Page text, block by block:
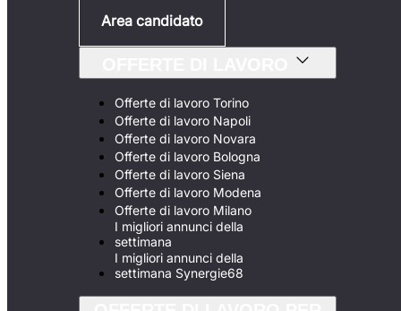
Area candidato
Offerte di lavoro Torino
Offerte di lavoro Napoli
Offerte di lavoro Novara
Offerte di lavoro Bologna
Offerte di lavoro Siena
Offerte di lavoro Modena
Offerte di lavoro Milano
I migliori annunci della
settimana
I migliori annunci della
settimana Synergie68